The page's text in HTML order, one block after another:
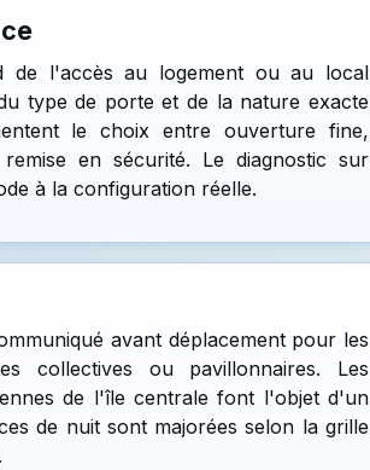
de l'accès au logement ou au local
type de porte et de la nature exacte
le choix entre ouverture fine,
en sécurité. Le diagnostic sur
à la configuration réelle.
avant déplacement pour les
collectives ou pavillonnaires. Les
de l'île centrale font l'objet d'un
de nuit sont majorées selon la grille